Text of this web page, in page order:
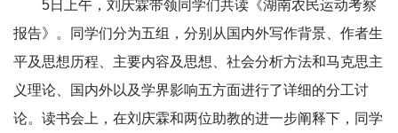
5日上午，刘庆霖带领同学们共读《湖南农民运动考察
报告》。同学们分为五组，分别从国内外写作背景、作者生
平及思想历程、主要内容及思想、社会分析方法和马克思主
义理论、国内外以及学界影响五方面进行了详细的分工讨
论。读书会上，在刘庆霖和两位助教的进一步阐释下，同学